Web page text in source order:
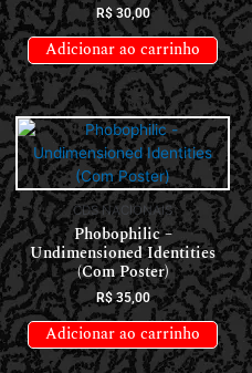
R$30,00
Adicionar ao carrinho
CDS NACIONAIS
Phobophilic –
Undimensioned Identities
(Com Poster)
R$35,00
Adicionar ao carrinho